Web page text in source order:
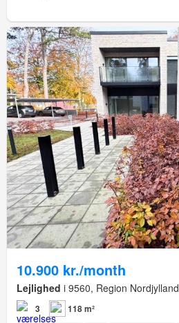
10.900 kr./month
Lejlighed i 9560, Region Nordjylland
3 118 m²